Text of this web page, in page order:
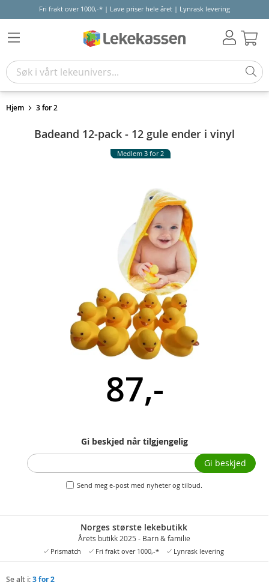
Fri frakt over 1000,-* | Lave priser hele året | Lynrask levering
Hjem 3 for 2
Badeand 12-pack - 12 gule ender i vinyl
Medlem 3 for 2
87,-
Gi beskjed når tilgjengelig
Send meg e-post med nyheter og tilbud.
Gi beskjed
Norges største lekebutikk
Årets butikk 2025 - Barn & familie
Prismatch Fri frakt over 1000,-* Lynrask levering
Se alt i:3 for 2